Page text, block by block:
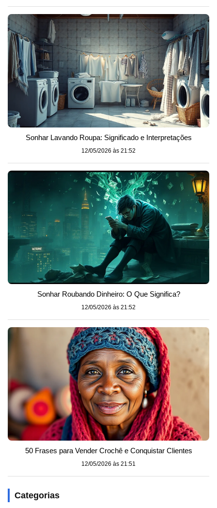
Sonhar Lavando Roupa: Significado e Interpretações
12/05/2026 às 21:52
Sonhar Roubando Dinheiro: O Que Significa?
12/05/2026 às 21:52
50 Frases para Vender Crochê e Conquistar Clientes
12/05/2026 às 21:51
Categorias